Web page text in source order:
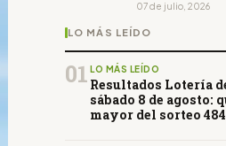
cobran vida
07 de julio, 2026
LO MÁS LEÍDO
01 LO MÁS LEÍDO
Resultados Lotería
sábado 8 de agosto:
mayor del sorteo